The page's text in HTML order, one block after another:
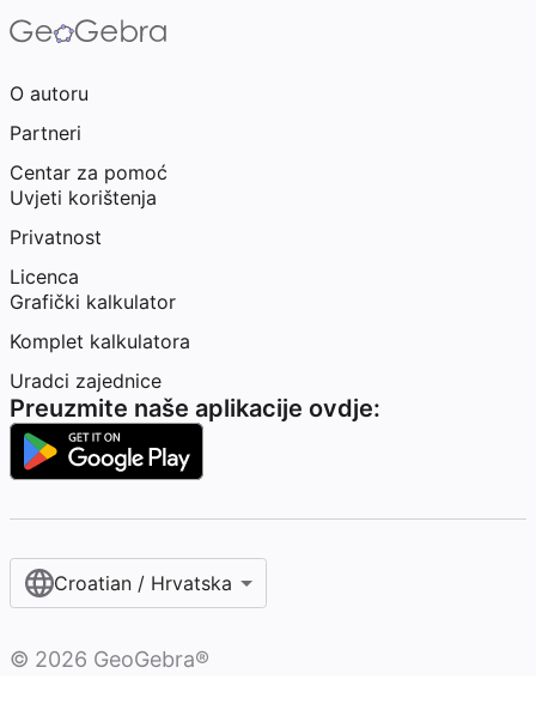
O autoru
Partneri
Centar za pomoć
Uvjeti korištenja
Privatnost
Licenca
Grafički kalkulator
Komplet kalkulatora
Uradci zajednice
Preuzmite naše aplikacije ovdje:
Croatian / Hrvatska‎
© 2026 GeoGebra®